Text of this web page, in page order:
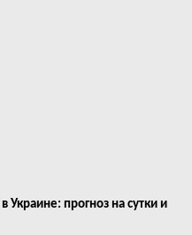
Украине: прогноз на сутки и